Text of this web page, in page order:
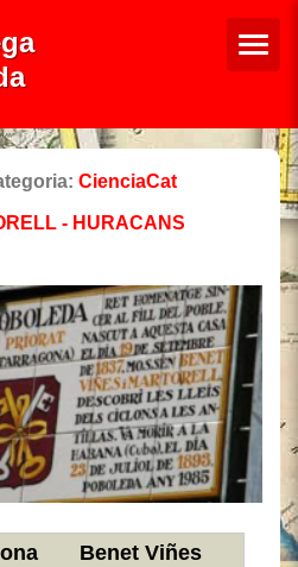
CienciaCat
- HURACANS
Benet Viñes